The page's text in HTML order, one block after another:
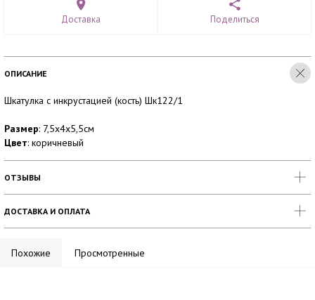
Доставка Поделиться
ОПИСАНИЕ
Шкатулка с инкрустацией (кость) Шк122/1
Размер: 7,5х4х5,5см
Цвет: коричневый
ОТЗЫВЫ
ДОСТАВКА И ОПЛАТА
Похожие Просмотренные